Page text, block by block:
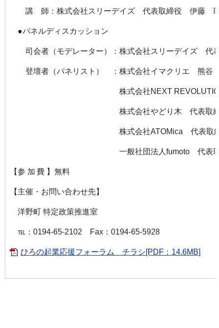
講 師：株式会社スリーデイズ 代表取締役 伊藤
●パネルディスカッション
司会者（モデレーター）：株式会社スリーデイズ
登壇者（パネリスト） ：株式会社イマクリエ 熊谷
株式会社NEXT REVOLUTION 代
株式会社やどり木 代表取締役
株式会社ATOMica 代表取締役
一般社団法人fumoto 代表理事
【参加費 】無料
【主催・お問い合わせ先】
洋野町 特定政策推進室
℡：0194-65-2102 Fax：0194-65-5928
ひろの起業応援フォーラム チラシ[PDF：14.6MB]